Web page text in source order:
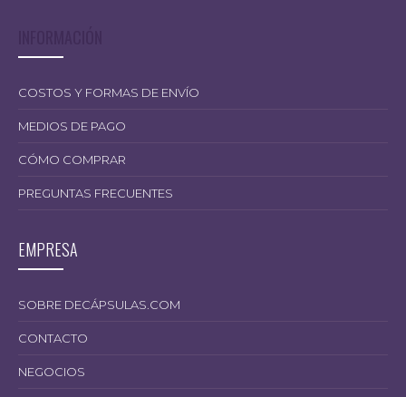
COSTOS Y FORMAS DE ENVÍO
MEDIOS DE PAGO
CÓMO COMPRAR
PREGUNTAS FRECUENTES
EMPRESA
SOBRE DECÁPSULAS.COM
CONTACTO
NEGOCIOS